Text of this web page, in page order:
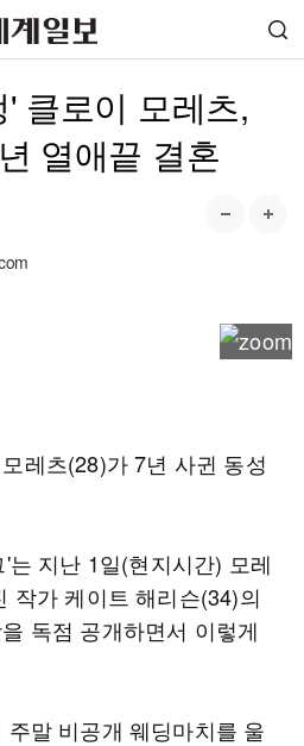
클로이 모레츠,
열애끝 결혼
레츠(28)가 7년 사귄 동성
는 지난 1일(현지시간) 모레
작가 케이트 해리슨(34)의
독점 공개하면서 이렇게
말 비공개 웨딩마치를 울